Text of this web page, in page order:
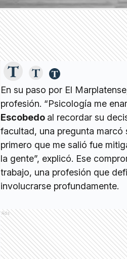
En su paso por El
profesión. “Psicología me
Escobedo al recordar su
facultad, una pregunta marcó
primero que me salió fue
la gente”, explicó. Ese
trabajo, una profesión que
involucrarse profundamente.
Ads